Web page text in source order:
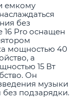
емкому
без
16 Pro оснащен
мощностью 40
а
15 Вт
Он
музыки
подзарядки.